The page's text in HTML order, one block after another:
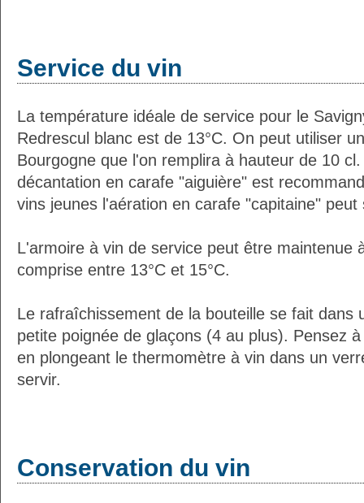
Service du vin
La température idéale de service pour le
Redrescul blanc est de 13°C. On peut utiliser
Bourgogne que l'on remplira à hauteur de 10
décantation en carafe "aiguière" est
vins jeunes l'aération en carafe "capitaine" peut
L'armoire à vin de service peut être maintenue
comprise entre 13°C et 15°C.
Le rafraîchissement de la bouteille se fait dans
petite poignée de glaçons (4 au plus). Pensez
en plongeant le thermomètre à vin dans un
servir.
Conservation du vin